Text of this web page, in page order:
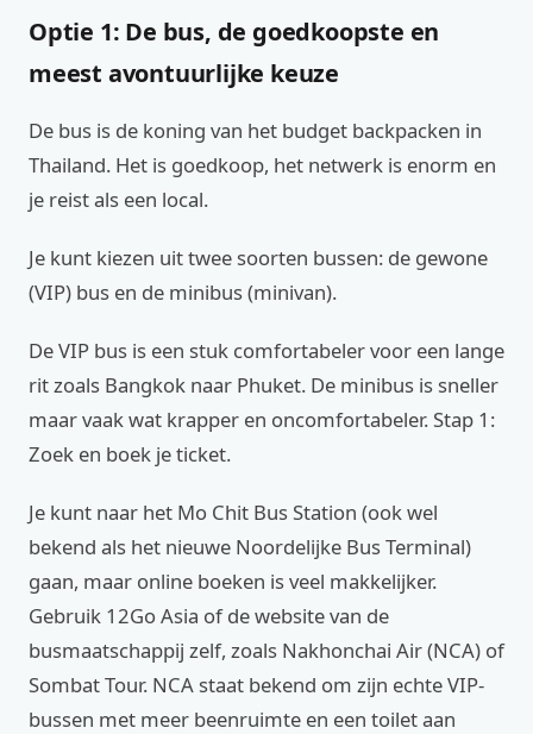
Optie 1: De bus, de goedkoopste en
meest avontuurlijke keuze
De bus is de koning van het budget backpacken in
Thailand. Het is goedkoop, het netwerk is enorm en
je reist als een local.
Je kunt kiezen uit twee soorten bussen: de gewone
(VIP) bus en de minibus (minivan).
De VIP bus is een stuk comfortabeler voor een lange
rit zoals Bangkok naar Phuket. De minibus is sneller
maar vaak wat krapper en oncomfortabeler. Stap 1:
Zoek en boek je ticket.
Je kunt naar het Mo Chit Bus Station (ook wel
bekend als het nieuwe Noordelijke Bus Terminal)
gaan, maar online boeken is veel makkelijker.
Gebruik 12Go Asia of de website van de
busmaatschappij zelf, zoals Nakhonchai Air (NCA) of
Sombat Tour. NCA staat bekend om zijn echte VIP-
bussen met meer beenruimte en een toilet aan